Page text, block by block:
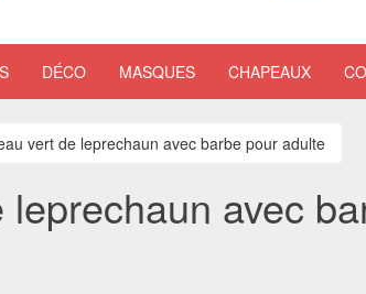
DÉCO MASQUES CHAPEAUX
vert de leprechaun avec barbe pour adulte
avec